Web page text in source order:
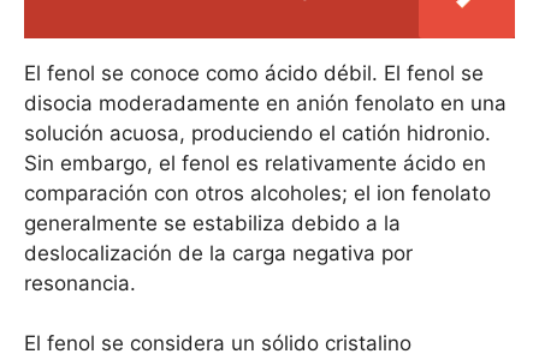
El fenol se conoce como ácido débil. El fenol se
disocia moderadamente en anión fenolato en una
solución acuosa, produciendo el catión hidronio.
Sin embargo, el fenol es relativamente ácido en
comparación con otros alcoholes; el ion fenolato
generalmente se estabiliza debido a la
deslocalización de la carga negativa por
resonancia.
El fenol se considera un sólido cristalino